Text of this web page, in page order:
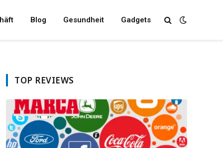
Blog Gesundheit Gadgets
TOP REVIEWS